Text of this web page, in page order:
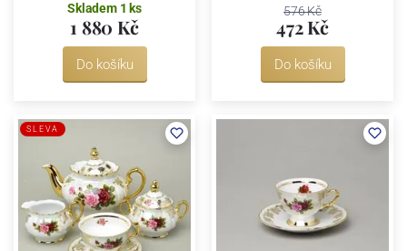
Skladem 1 ks
1 880 Kč
Do košíku
576 Kč
472 Kč
Do košíku
SLEVA